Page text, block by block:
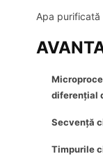
Apa
diferențial
Secvență
Timpurile